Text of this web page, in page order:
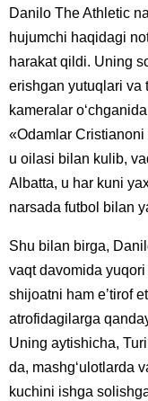
Danilo The Athletic
hujumchi haqidagi
harakat qildi. Uning
erishgan yutuqlari va
kameralar
«Odamlar Cristianoni
u oilasi bilan kulib,
Albatta, u har kuni
narsada futbol bilan
Shu bilan birga,
vaqt davomida
shijoatni ham eʼtirof
atrofidagilarga
Uning aytishicha,
da, mashgʻulotlarda
kuchini ishga